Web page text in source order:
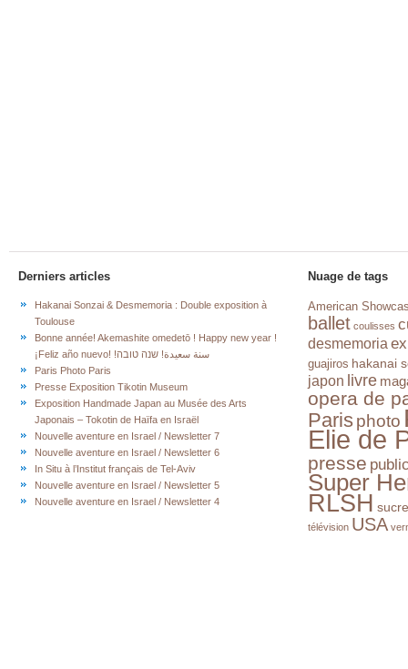
Derniers articles
Hakanai Sonzai & Desmemoria : Double exposition à
Toulouse
Bonne année! Akemashite omedetō ! Happy new year !
¡Feliz año nuevo! !سنة سعيدة! שנה טובה
Paris Photo Paris
Presse Exposition Tikotin Museum
Exposition Handmade Japan au Musée des Arts
Japonais – Tokotin de Haïfa en Israël
Nouvelle aventure en Israel / Newsletter 7
Nouvelle aventure en Israel / Newsletter 6
In Situ à l’Institut français de Tel-Aviv
Nouvelle aventure en Israel / Newsletter 5
Nouvelle aventure en Israel / Newsletter 4
Nuage de tags
American
ballet coulisses
desmemoria
guajiros hakanai
japon livre
opera de
Paris photo
Elie de
presse
Super
RLSH sucre
télévision USA